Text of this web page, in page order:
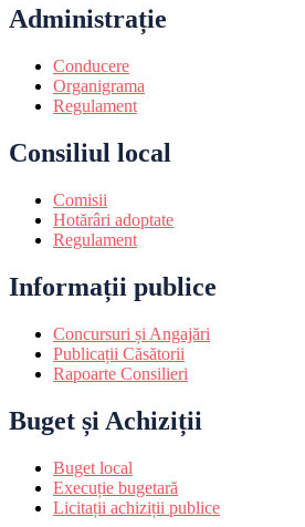
Administrație
Conducere
Organigrama
Regulament
Consiliul local
Comisii
Hotărâri adoptate
Regulament
Informații publice
Concursuri și Angajări
Publicații Căsătorii
Rapoarte Consilieri
Buget și Achiziții
Buget local
Execuție bugetară
Licitații achiziții publice